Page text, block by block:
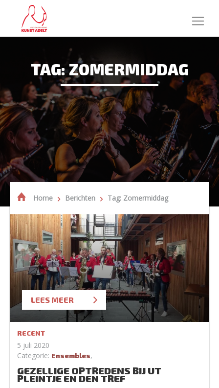
TAG: ZOMERMIDDAG
Home Berichten Tag: Zomermiddag
RECENT
5 juli 2020
Categorie: Ensembles,
GEZELLIGE OPTREDENS BIJ UT
PLEINTJE EN DEN TREF
LEES MEER